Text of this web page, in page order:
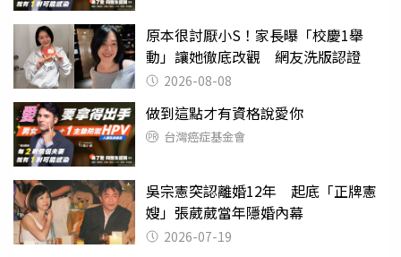
原本很討厭小S！家長曝「校慶1舉
動」讓她徹底改觀 網友洗版認證
2026-08-08
做到這點才有資格說愛你
台灣癌症基金會
吳宗憲突認離婚12年 起底「正牌憲
嫂」張葳葳當年隱婚內幕
2026-07-19